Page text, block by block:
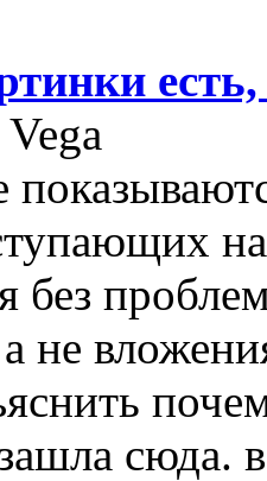
без
не
сюда.